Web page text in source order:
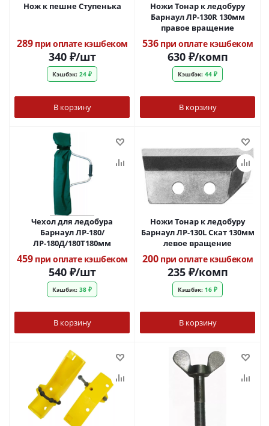
Нож к пешне Ступенька
289при оплате кэшбеком
340₽/шт
Кэшбэк: 24 ₽
В корзину
Ножи Тонар к ледобуру
Барнаул ЛР-130R 130мм
правое вращение
536при оплате кэшбеком
630₽/комп
Кэшбэк: 44 ₽
В корзину
Чехол для ледобура
Барнаул ЛР-180/
ЛР-180Д/180Т180мм
459при оплате кэшбеком
540₽/шт
Кэшбэк: 38 ₽
В корзину
Ножи Тонар к ледобуру
Барнаул ЛР-130L Скат 130мм
левое вращение
200при оплате кэшбеком
235₽/комп
Кэшбэк: 16 ₽
В корзину